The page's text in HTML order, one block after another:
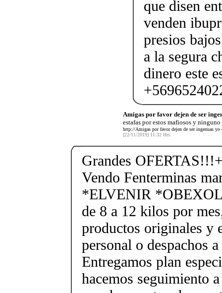
que disen
venden
presios
a la segura
dinero este
Amigas por favor dejen de ser
estafas por estos mafiosos y ninguno
http://Amigas por favor dejen de ser ingenuas yo
[22/11/2019] 11:32 Hrs.
Grandes
Vendo Fenterminas
*ELVENIR
de 8 a 12 kilos por
productos originales y
personal o despachos
Entregamos plan
hacemos seguimiento